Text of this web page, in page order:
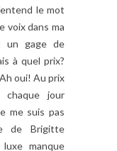
le mot
voix dans ma
un gage de
à quel prix?
oui! Au prix
chaque jour
me suis pas
de Brigitte
manque